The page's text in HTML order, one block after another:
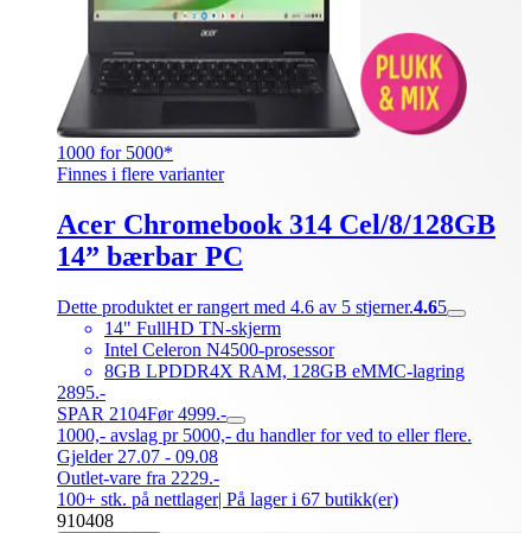
1000 for 5000*
Finnes i flere varianter
Acer Chromebook 314 Cel/8/128GB
14” bærbar PC
Dette produktet er rangert med 4.6 av 5 stjerner.4.65
14" FullHD TN-skjerm
Intel Celeron N4500-prosessor
8GB LPDDR4X RAM, 128GB eMMC-lagring
2895.-
SPAR 2104Før 4999.-
1000,- avslag pr 5000,- du handler for ved to eller flere.
Gjelder 27.07 - 09.08
Outlet-vare fra 2229.-
100+ stk. på nettlager| På lager i 67 butikk(er)
910408